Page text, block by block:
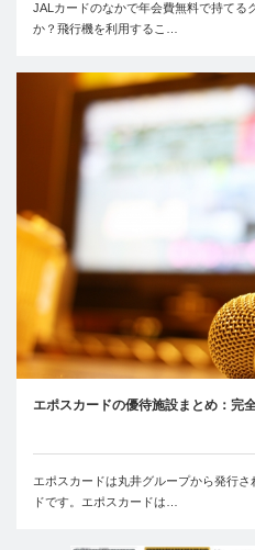
JALカードのなかで年会費無料で持てる
か？飛行機を利用するこ…
エポスカードの優待施設まとめ：完
エポスカードは丸井グループから発行
ドです。エポスカードは…